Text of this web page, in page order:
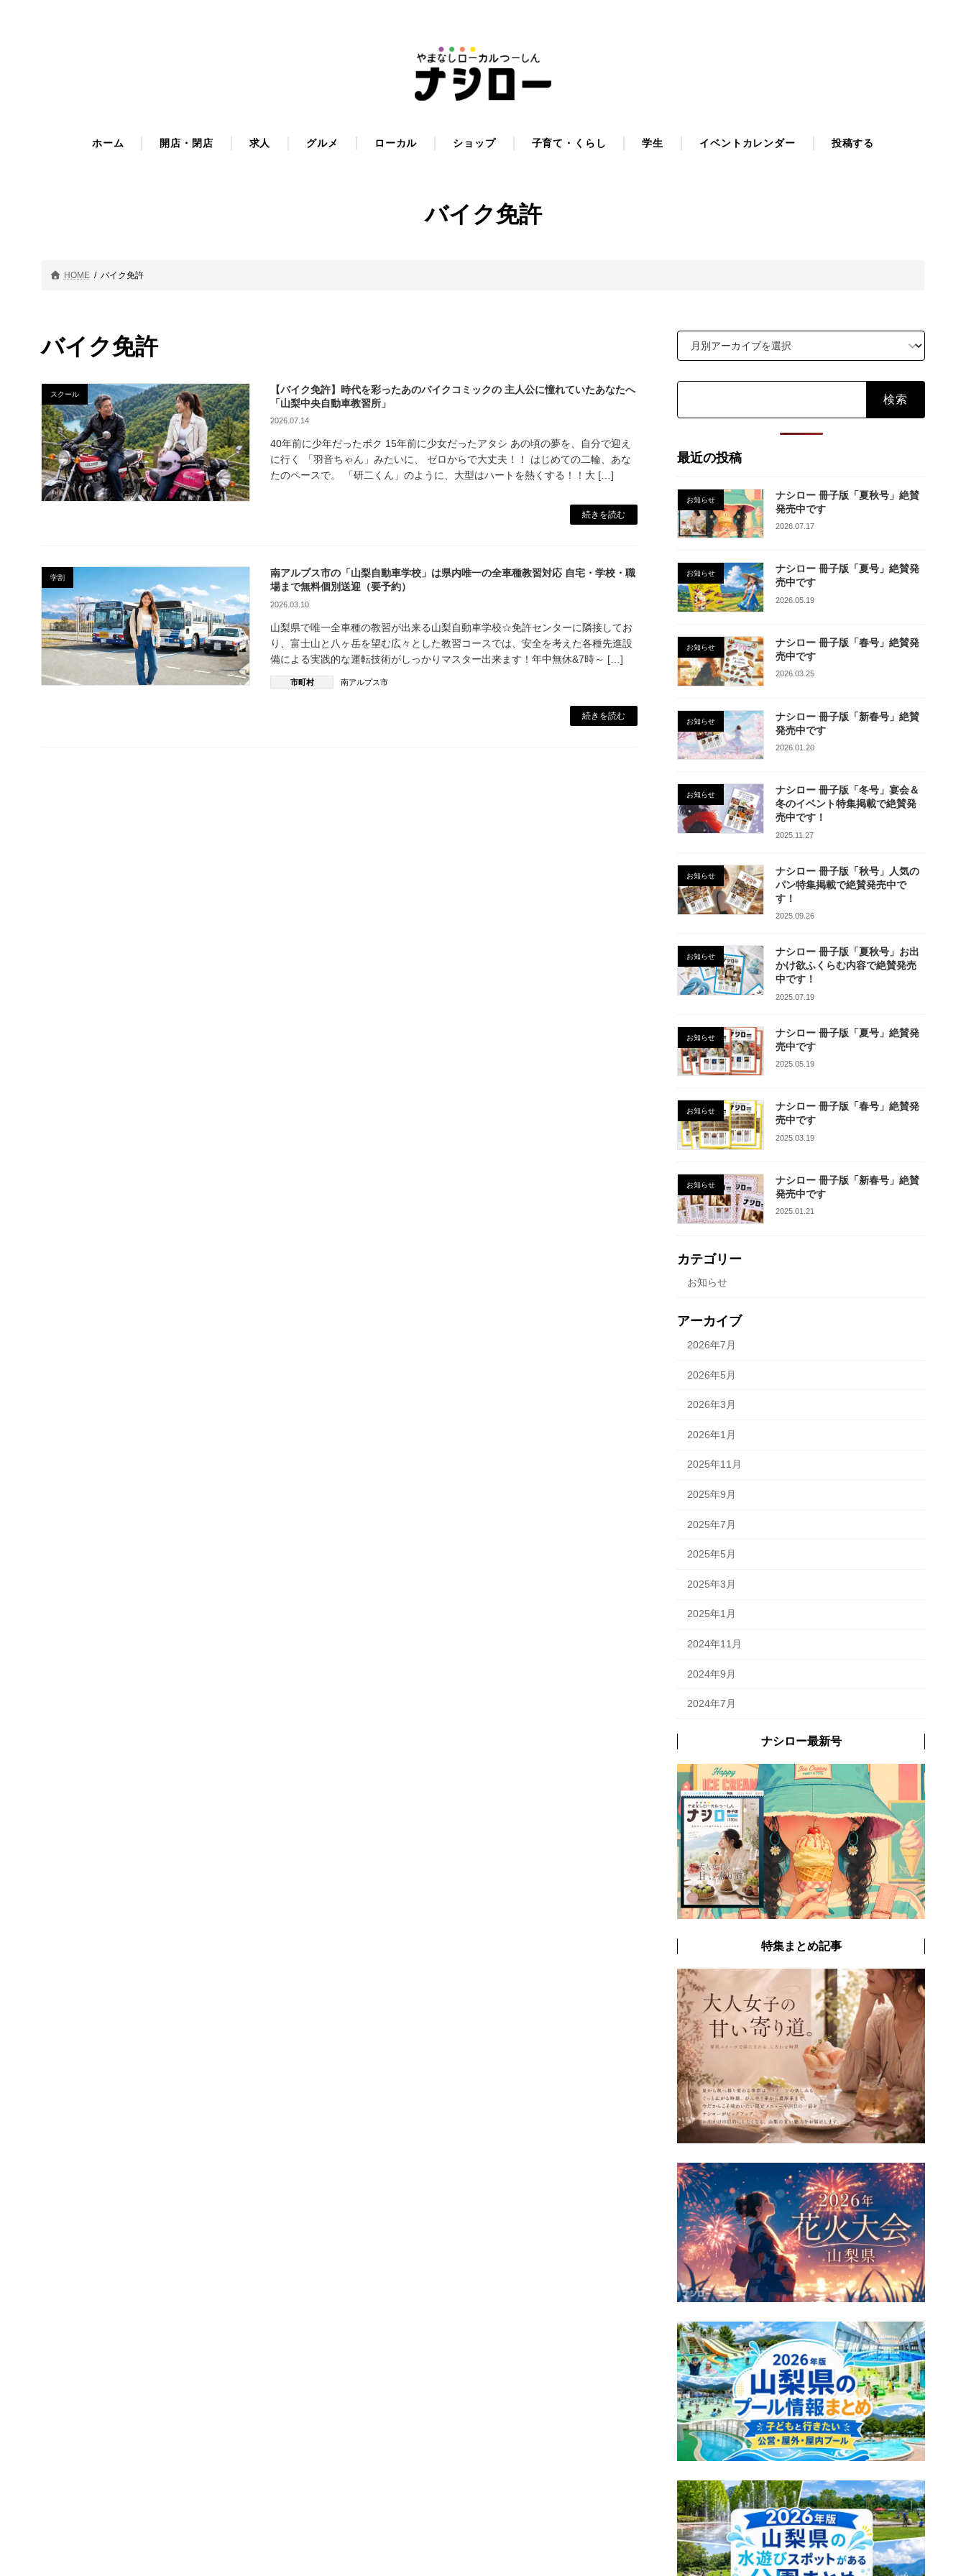
ホーム 開店・閉店 求人 グルメ ローカル ショップ 子育て・くらし 学生 イベントカレンダー 投稿する
バイク免許
HOME バイク免許
バイク免許
スクール
【バイク免許】時代を彩ったあのバイクコミックの 主人公に憧れていたあなたへ
「山梨中央自動車教習所」
2026.07.14
40年前に少年だったボク 15年前に少女だったアタシ あの頃の夢を、自分で迎え
に行く 「羽音ちゃん」みたいに、 ゼロからで大丈夫！！ はじめての二輪、あな
たのペースで。 「研二くん」のように、大型はハートを熱くする！！大 […]
続きを読む
学割
南アルプス市の「山梨自動車学校」は県内唯一の全車種教習対応 自宅・学校・職
場まで無料個別送迎（要予約）
2026.03.10
山梨県で唯一全車種の教習が出来る山梨自動車学校☆免許センターに隣接してお
り、富士山と八ヶ岳を望む広々とした教習コースでは、安全を考えた各種先進設
備による実践的な運転技術がしっかりマスター出来ます！年中無休&7時～ […]
市町村 南アルプス市
続きを読む
最近の投稿
お知らせ
ナシロー 冊子版「夏秋号」絶賛
発売中です
2026.07.17
お知らせ
ナシロー 冊子版「夏号」絶賛発
売中です
2026.05.19
お知らせ
ナシロー 冊子版「春号」絶賛発
売中です
2026.03.25
お知らせ
ナシロー 冊子版「新春号」絶賛
発売中です
2026.01.20
お知らせ
ナシロー 冊子版「冬号」宴会＆
冬のイベント特集掲載で絶賛発
売中です！
2025.11.27
お知らせ
ナシロー 冊子版「秋号」人気の
パン特集掲載で絶賛発売中で
す！
2025.09.26
お知らせ
ナシロー 冊子版「夏秋号」お出
かけ欲ふくらむ内容で絶賛発売
中です！
2025.07.19
お知らせ
ナシロー 冊子版「夏号」絶賛発
売中です
2025.05.19
お知らせ
ナシロー 冊子版「春号」絶賛発
売中です
2025.03.19
お知らせ
ナシロー 冊子版「新春号」絶賛
発売中です
2025.01.21
カテゴリー
お知らせ
アーカイブ
2026年7月
2026年5月
2026年3月
2026年1月
2025年11月
2025年9月
2025年7月
2025年5月
2025年3月
2025年1月
2024年11月
2024年9月
2024年7月
ナシロー最新号
特集まとめ記事